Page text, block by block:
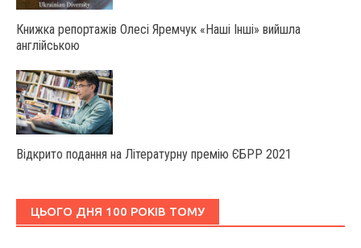
Книжка репортажів Олесі Яремчук «Наші Інші» вийшла
англійською
Відкрито подання на Літературну премію ЄБРР 2021
ЦЬОГО ДНЯ 100 РОКІВ ТОМУ